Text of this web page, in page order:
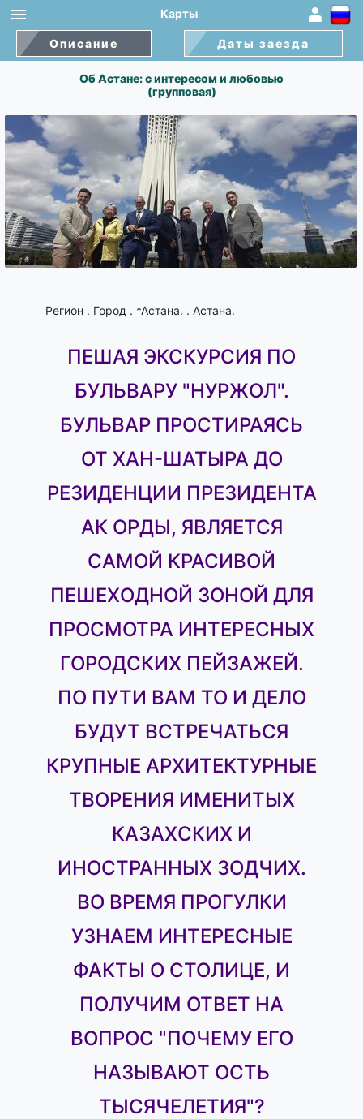
Карты 1
Описание Даты заезда
Об Астане: с интересом и любовью
(групповая)
Регион . Город . *Астана. . Астана.
ПЕШАЯ ЭКСКУРСИЯ ПО
БУЛЬВАРУ "НУРЖОЛ".
БУЛЬВАР ПРОСТИРАЯСЬ
ОТ ХАН-ШАТЫРА ДО
РЕЗИДЕНЦИИ ПРЕЗИДЕНТА
АК ОРДЫ, ЯВЛЯЕТСЯ
САМОЙ КРАСИВОЙ
ПЕШЕХОДНОЙ ЗОНОЙ ДЛЯ
ПРОСМОТРА ИНТЕРЕСНЫХ
ГОРОДСКИХ ПЕЙЗАЖЕЙ.
ПО ПУТИ ВАМ ТО И ДЕЛО
БУДУТ ВСТРЕЧАТЬСЯ
КРУПНЫЕ АРХИТЕКТУРНЫЕ
ТВОРЕНИЯ ИМЕНИТЫХ
КАЗАХСКИХ И
ИНОСТРАННЫХ ЗОДЧИХ.
ВО ВРЕМЯ ПРОГУЛКИ
УЗНАЕМ ИНТЕРЕСНЫЕ
ФАКТЫ О СТОЛИЦЕ, И
ПОЛУЧИМ ОТВЕТ НА
ВОПРОС "ПОЧЕМУ ЕГО
НАЗЫВАЮТ ОСТЬ
ТЫСЯЧЕЛЕТИЯ"?
×